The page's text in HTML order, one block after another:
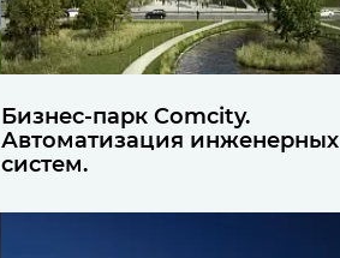
Бизнес-парк Comcity.
Автоматизация инженерных
систем.